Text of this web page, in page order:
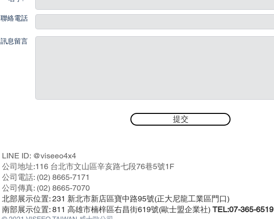
聯絡電話
訊息留言
提交
LINE ID: @viseeo4x4
公司地址:116 台北市文山區辛亥路七段76巷5號1F
公司電話: (02) 8665-7171
公司傳真: (02) 8665-7070
北部展示位置: 231 新北市新店區寶中路95號(正大尼龍工業區門口)
南部展示位置: 811 高雄市楠梓區右昌街619號(歐士盟企業社) TEL:07-365-6519